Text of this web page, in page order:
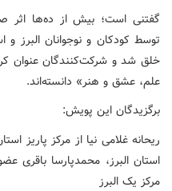
گفتنی است؛ بیش از ده‌ها اثر
توسط کودکان و نوجوانان البرز
خلق شد و شرکت‌کنندگان عنوان
علم، عشق و هنر» دانسته‌اند.
برگزیدگان این پویش:
ریحانه غلامی نیا از مرکز پاریز
استان البرز، محمدپارسا باقری
مرکز یک البرز